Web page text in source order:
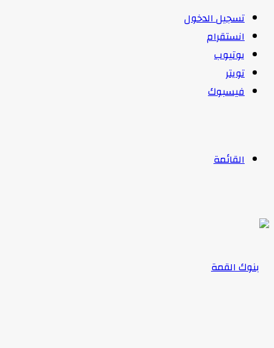
تسجيل الدخول
انستقرام
يوتيوب
تويتر
فيسبوك
القائمة